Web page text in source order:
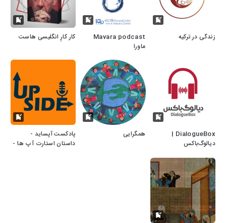
زندگی در ترکیه
Mavara podcast
ماورا
کار کارِ انگلیسی هاست
DialogueBox |
دیالوگ‌باکس
همگرایی
پادکست آپساید -
داستان استارت آپ ها -